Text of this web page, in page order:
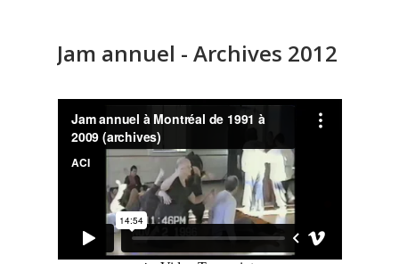
Jam annuel - Archives 2012